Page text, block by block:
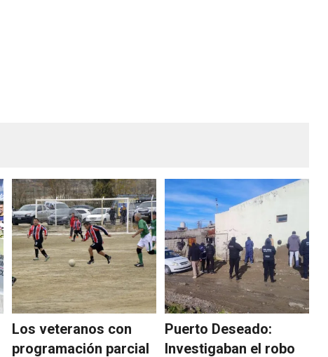
Los veteranos con
programación parcial
Puerto Deseado:
Investigaban el robo